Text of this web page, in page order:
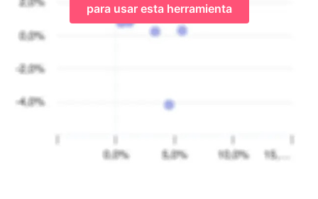
para usar esta herramienta